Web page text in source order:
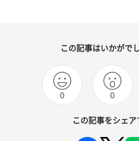
この記事はいかがで
0 0
この記事をシェア